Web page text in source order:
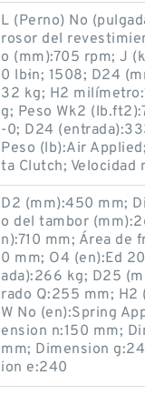
L (Perno) No
rosor del
o (mm):705 rpm; J
0 lb·in; 1508; D24
32 kg; H2
g; Peso Wk2
-0; D24
Peso (lb):Air
ta Clutch; Velocidad
D2 (mm):450 mm;
o del tambor
n):710 mm; Área de
0 mm; O4 (en):Ed
ada):266 kg; D25
rado Q:255 mm; H2
W No (en):Spring
ension n:150 mm;
mm; Dimension
ion e:240